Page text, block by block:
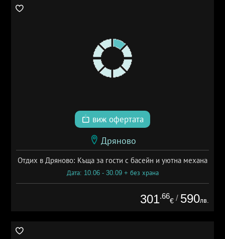
виж офертата
Дряново
Отдих в Дряново: Къща за гости с басейн и уютна механа
Дата: 10.06 - 30.09 + без храна
301.66
€ / 590лв.